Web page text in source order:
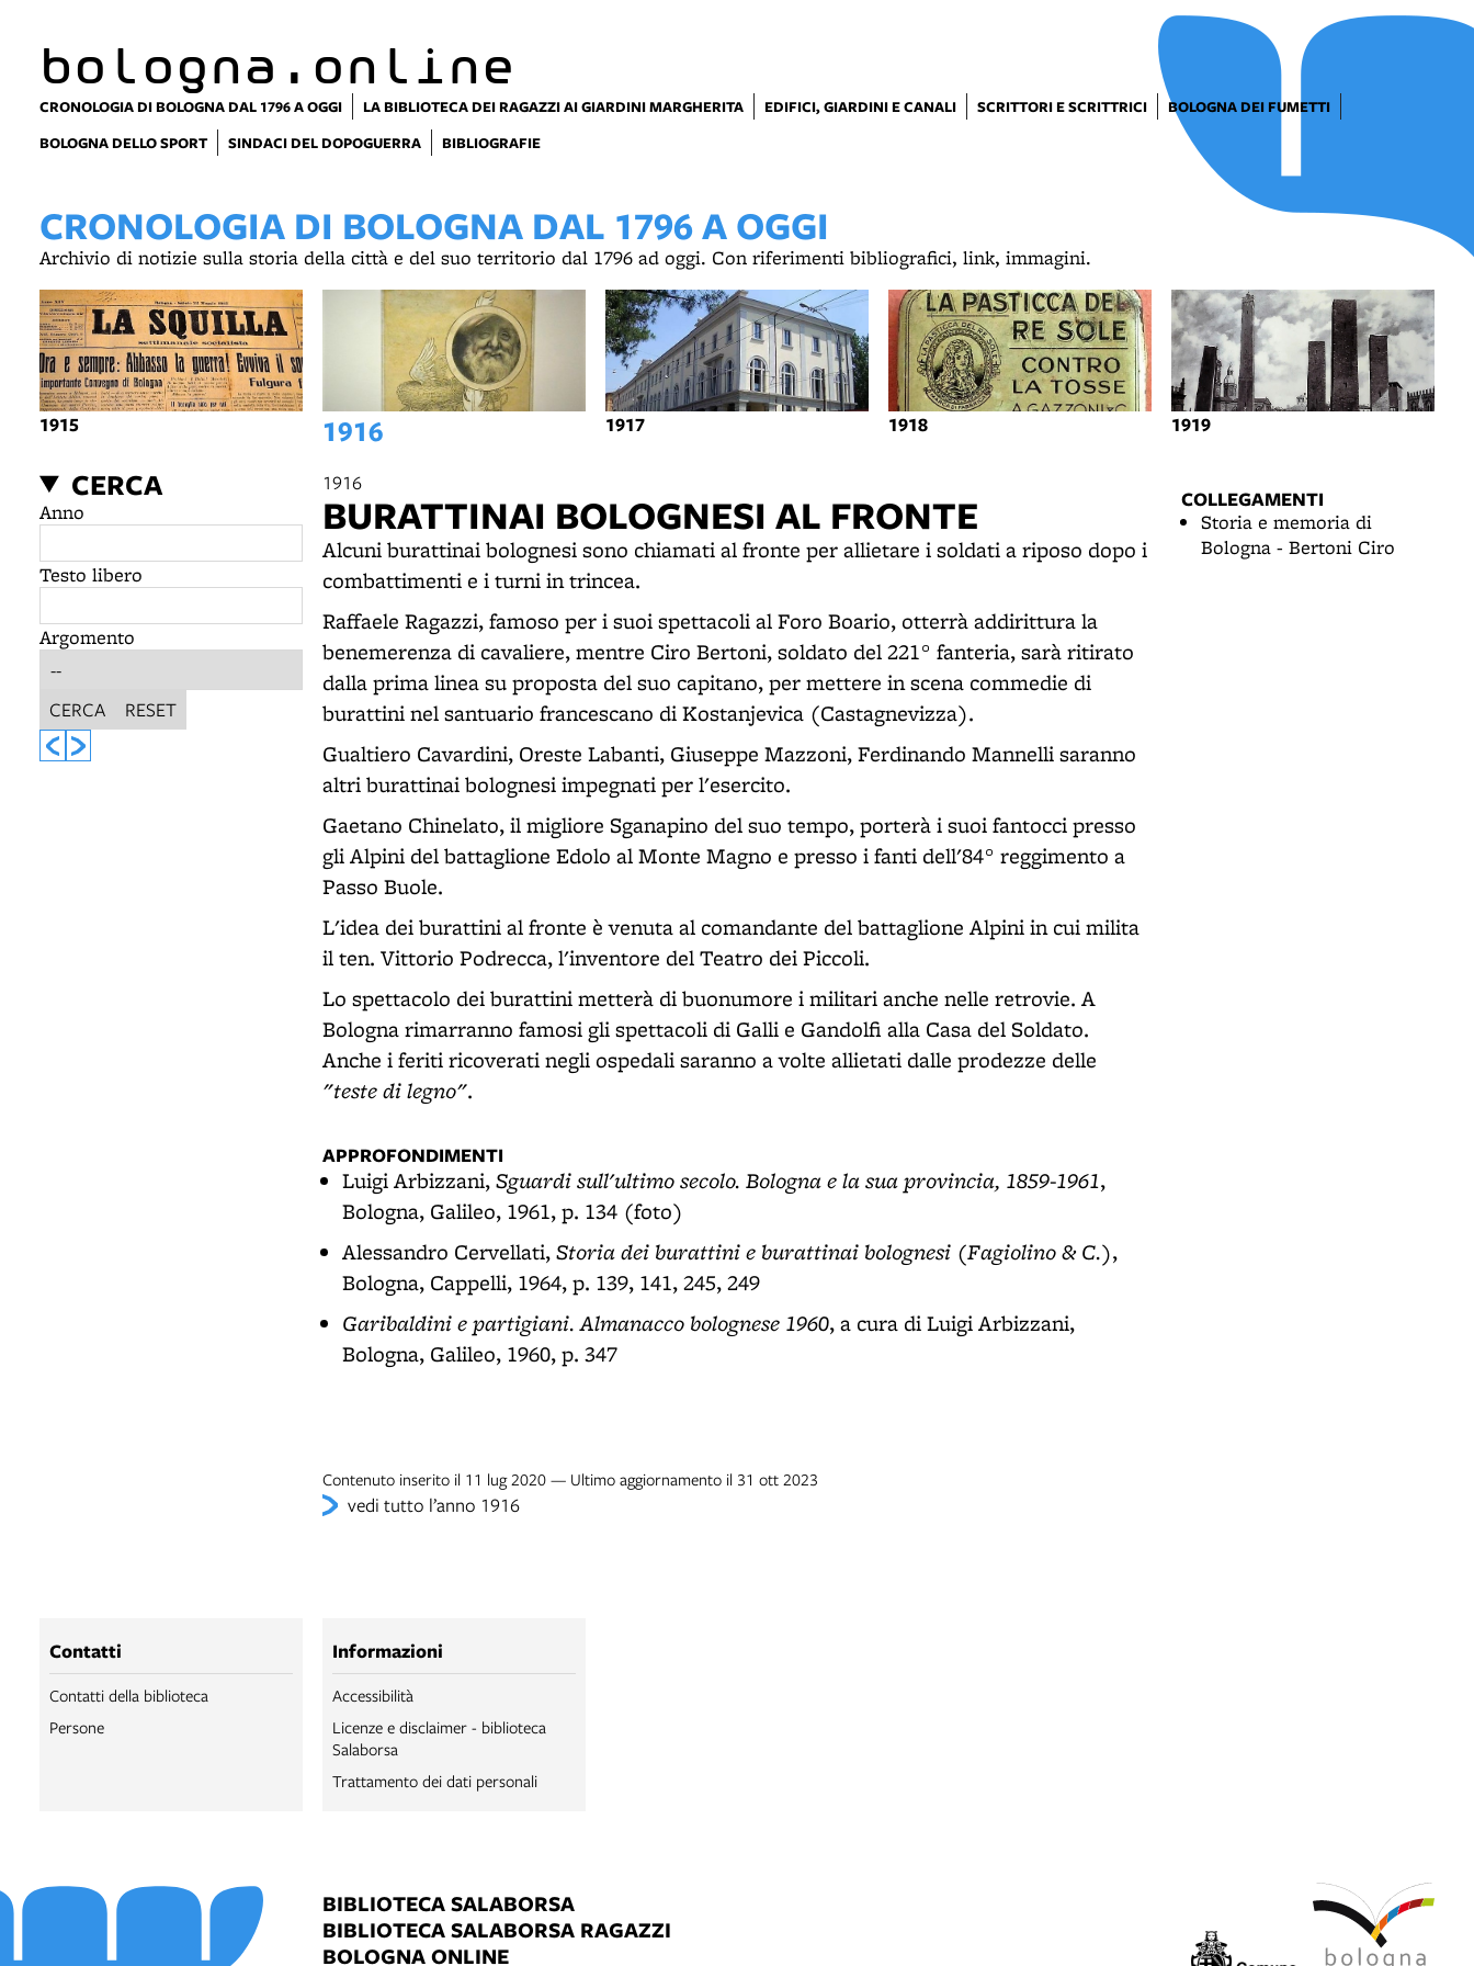
bologna.online
CRONOLOGIA DI BOLOGNA DAL 1796 A OGGI LA BIBLIOTECA DEI RAGAZZI AI GIARDINI MARGHERITA EDIFICI, GIARDINI E CANALI SCRITTORI E SCRITTRICI
BOLOGNA DEI FUMETTI
BOLOGNA DELLO SPORT
SINDACI DEL DOPOGUERRA BIBLIOGRAFIE
CRONOLOGIA DI BOLOGNA DAL 1796 A OGGI
Archivio di notizie sulla storia della città e del suo territorio dal 1796 ad oggi. Con riferimenti bibliografici, link, immagini.
1915 1916 1917 1918 1919
CERCA
Anno
Testo libero
Argomento
CERCA RESET
1916
BURATTINAI BOLOGNESI AL FRONTE
Alcuni burattinai bolognesi sono chiamati al fronte per allietare i soldati a riposo dopo i
combattimenti e i turni in trincea.
Raffaele Ragazzi, famoso per i suoi spettacoli al Foro Boario, otterrà addirittura la
benemerenza di cavaliere, mentre Ciro Bertoni, soldato del 221° fanteria, sarà ritirato
dalla prima linea su proposta del suo capitano, per mettere in scena commedie di
burattini nel santuario francescano di Kostanjevica (Castagnevizza).
Gualtiero Cavardini, Oreste Labanti, Giuseppe Mazzoni, Ferdinando Mannelli saranno
altri burattinai bolognesi impegnati per l'esercito.
Gaetano Chinelato, il migliore Sganapino del suo tempo, porterà i suoi fantocci presso
gli Alpini del battaglione Edolo al Monte Magno e presso i fanti dell'84° reggimento a
Passo Buole.
L'idea dei burattini al fronte è venuta al comandante del battaglione Alpini in cui milita
il ten. Vittorio Podrecca, l'inventore del Teatro dei Piccoli.
Lo spettacolo dei burattini metterà di buonumore i militari anche nelle retrovie. A
Bologna rimarranno famosi gli spettacoli di Galli e Gandolfi alla Casa del Soldato.
Anche i feriti ricoverati negli ospedali saranno a volte allietati dalle prodezze delle
"teste di legno".
APPROFONDIMENTI
Luigi Arbizzani,Sguardi sull'ultimo secolo. Bologna e la sua provincia, 1859-1961,
Bologna, Galileo, 1961, p. 134 (foto)
Alessandro Cervellati,Storia dei burattini e burattinai bolognesi (Fagiolino & C.),
Bologna, Cappelli, 1964, p. 139, 141, 245, 249
Garibaldini e partigiani. Almanacco bolognese 1960, a cura di Luigi Arbizzani,
Bologna, Galileo, 1960, p. 347
Contenuto inserito il 11 lug 2020 — Ultimo aggiornamento il 31 ott 2023
vedi tutto l’anno 1916
COLLEGAMENTI
Storia e memoria di
Bologna - Bertoni Ciro
Contatti
Contatti della biblioteca
Persone
Informazioni
Accessibilità
Licenze e disclaimer - biblioteca
Salaborsa
Trattamento dei dati personali
BIBLIOTECA SALABORSA
BIBLIOTECA SALABORSA RAGAZZI
BOLOGNA ONLINE